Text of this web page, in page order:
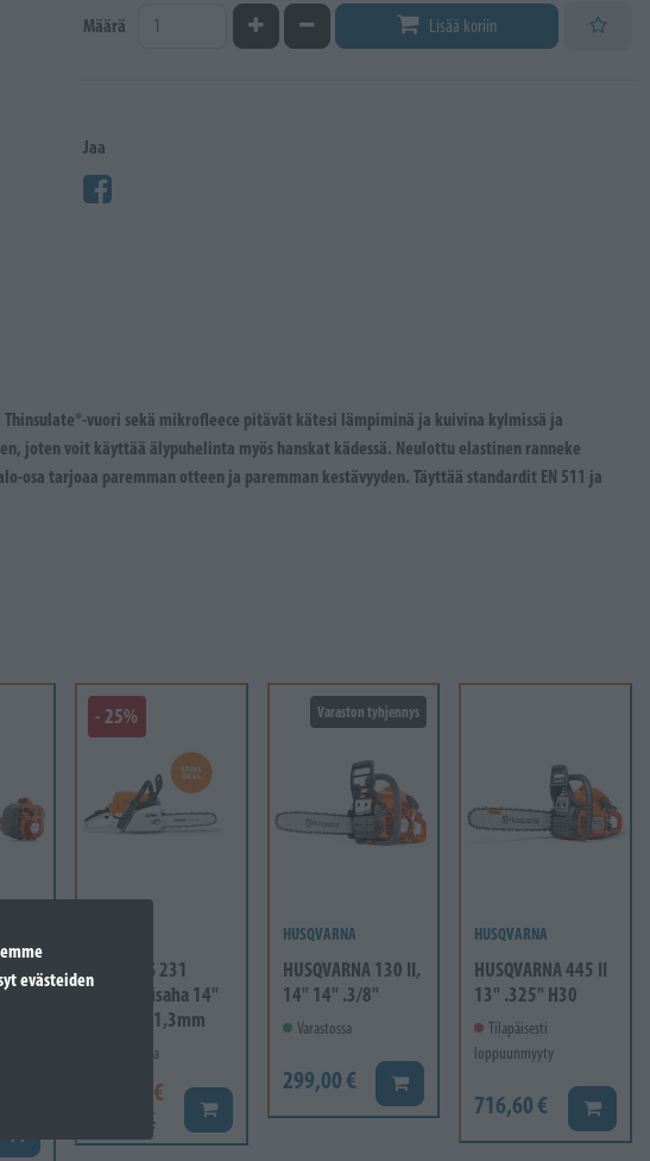
evästeiden
Määrä Kasvata määrääVähennä määrää Lisää koriin
Jaa
vuori sekä mikrofleece pitävät kätesi lämpiminä ja kuivina kylmissä ja
joten voit käyttää älypuhelinta myös hanskat kädessä. Neulottu elastinen ranneke
osa tarjoaa paremman otteen ja paremman kestävyyden. Täyttää standardit EN 511 ja
- 25%
STIHL MS 231
moottorisaha 14"
3/8" Pm 1,3mm
Varastossa
449,00 €
595,00 € Lisää koriin
Varaston tyhjennys
HUSQVARNA
HUSQVARNA 130 II,
14" 14" .3/8"
Varastossa
299,00 € Lisää koriin
HUSQVARNA
HUSQVARNA 445 II
13" .325" H30
Tilapäisesti
loppuunmyyty
716,60 € Lisää